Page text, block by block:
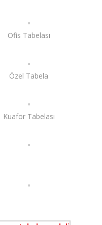
Ofis Tabelası
Özel Tabela
Kuaför Tabelası